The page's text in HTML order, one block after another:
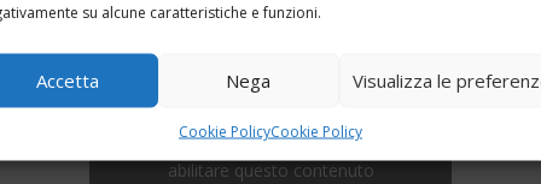
su alcune caratteristiche e funzioni.
Accetta Nega Visualizza le
Cookie PolicyCookie Policy
Fai clic per accettare i cookie marketing e
abilitare questo contenuto